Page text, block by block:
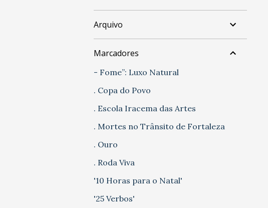
Arquivo
Marcadores
- Fome”: Luxo Natural
. Copa do Povo
. Escola Iracema das Artes
. Mortes no Trânsito de Fortaleza
. Ouro
. Roda Viva
'10 Horas para o Natal'
'25 Verbos'